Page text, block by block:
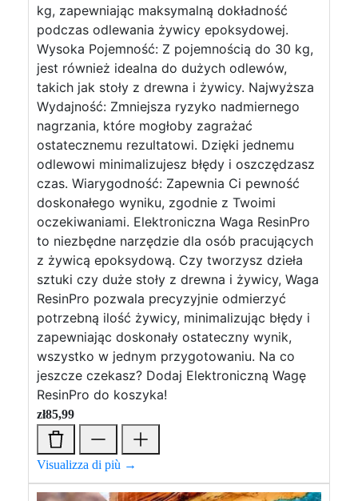
kg, zapewniając maksymalną dokładność
podczas odlewania żywicy epoksydowej.
Wysoka Pojemność: Z pojemnością do 30 kg,
jest również idealna do dużych odlewów,
takich jak stoły z drewna i żywicy. Najwyższa
Wydajność: Zmniejsza ryzyko nadmiernego
nagrzania, które mogłoby zagrażać
ostatecznemu rezultatowi. Dzięki jednemu
odlewowi minimalizujesz błędy i oszczędzasz
czas. Wiarygodność: Zapewnia Ci pewność
doskonałego wyniku, zgodnie z Twoimi
oczekiwaniami. Elektroniczna Waga ResinPro
to niezbędne narzędzie dla osób pracujących
z żywicą epoksydową. Czy tworzysz dzieła
sztuki czy duże stoły z drewna i żywicy, Waga
ResinPro pozwala precyzyjnie odmierzyć
potrzebną ilość żywicy, minimalizując błędy i
zapewniając doskonały ostateczny wynik,
wszystko w jednym przygotowaniu. Na co
jeszcze czekasz? Dodaj Elektroniczną Wagę
ResinPro do koszyka!
zł85,99
Visualizza di più →